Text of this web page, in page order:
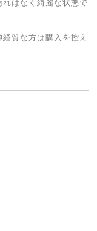
れはなく綺麗な状態で
質な方は購入を控え